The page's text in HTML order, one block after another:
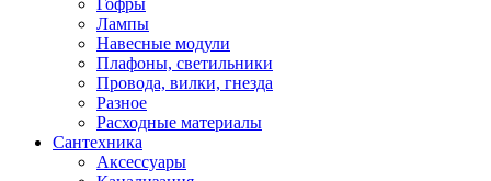
Гофры
Лампы
Навесные модули
Плафоны, светильники
Провода, вилки, гнезда
Разное
Расходные материалы
Сантехника
Аксессуары